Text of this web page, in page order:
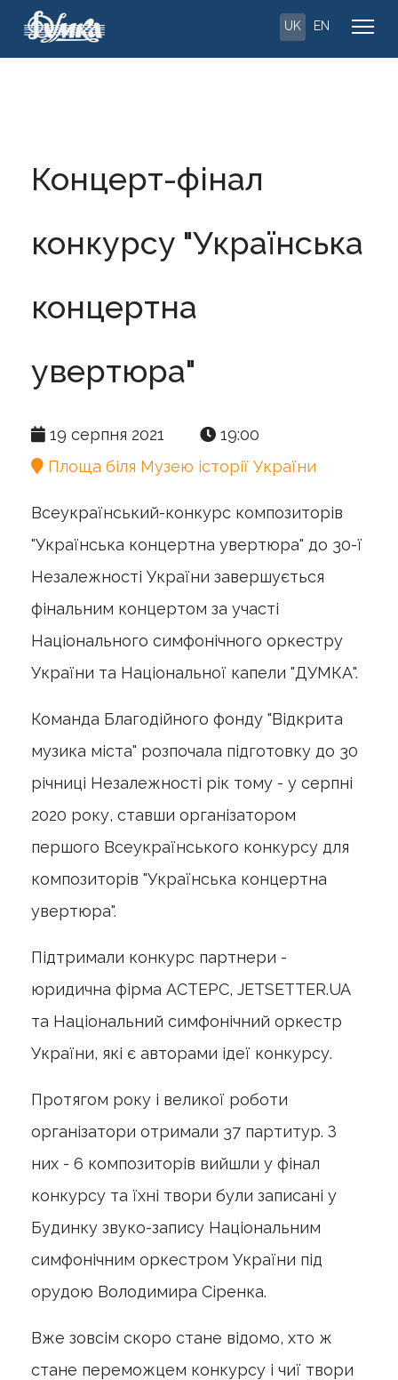
UK EN
Концерт-фінал
конкурсу "Українська
концертна
увертюра"
19 серпня 2021
19:00
Площа біля Музею історії України
Всеукраїнський-конкурс композиторів
"Українська концертна увертюра" до 30-ї
Незалежності України завершується
фінальним концертом за участі
Національного симфонічного оркестру
України та Національної капели "ДУМКА".
Команда Благодійного фонду "Відкрита
музика міста" розпочала підготовку до 30
річниці Незалежності рік тому - у серпні
2020 року, ставши організатором
першого Всеукраїнського конкурсу для
композиторів "Українська концертна
увертюра".
Підтримали конкурс партнери -
юридична фірма АСТЕРС, JETSETTER.UA
та Національний симфонічний оркестр
України, які є авторами ідеї конкурсу.
Протягом року і великої роботи
організатори отримали 37 партитур. З
них - 6 композиторів вийшли у фінал
конкурсу та їхні твори були записані у
Будинку звуко-запису Національним
симфонічним оркестром України під
орудою Володимира Сіренка.
Вже зовсім скоро стане відомо, хто ж
стане переможцем конкурсу і чиї твори